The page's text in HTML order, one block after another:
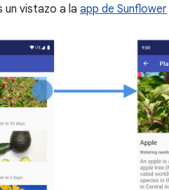
vistazo a la app de Sunflower